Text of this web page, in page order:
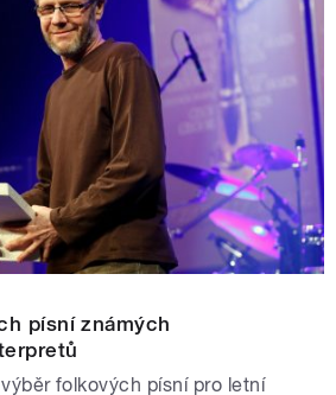
písní známých
folkových písní pro letní